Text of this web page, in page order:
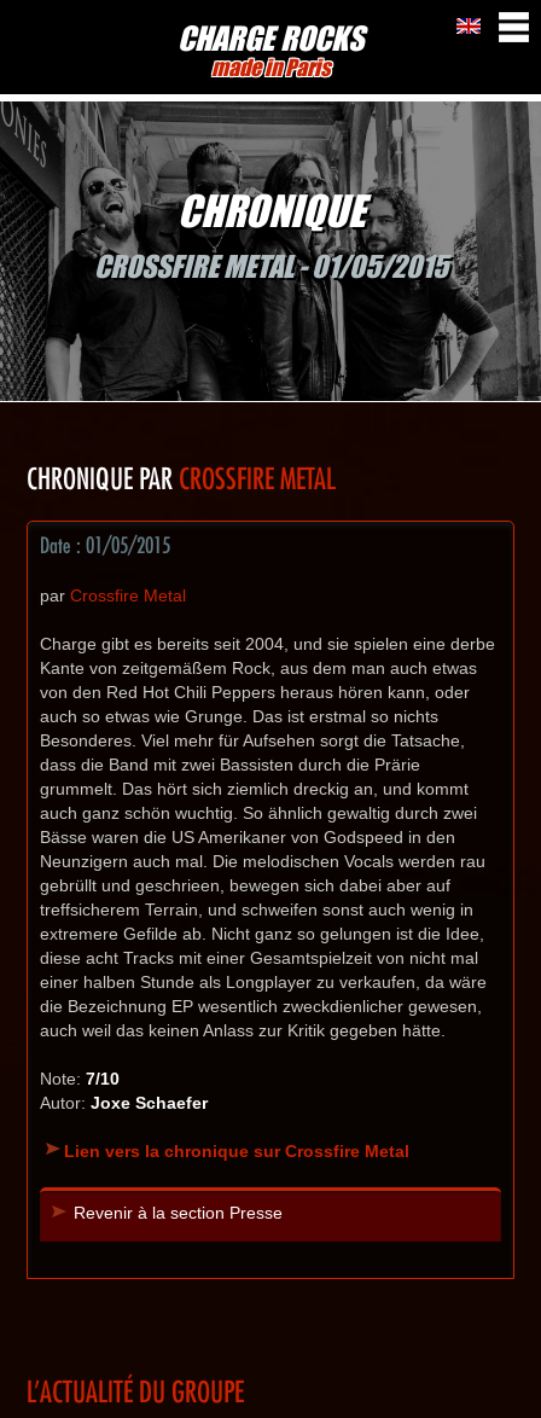
CHARGE ROCKS
made in Paris
CHRONIQUE
CROSSFIRE METAL - 01/05/2015
CHRONIQUE PAR CROSSFIRE METAL
Date : 01/05/2015
parCrossfire Metal
Charge gibt es bereits seit 2004, und sie spielen eine derbe
Kante von zeitgemäßem Rock, aus dem man auch etwas
von den Red Hot Chili Peppers heraus hören kann, oder
auch so etwas wie Grunge. Das ist erstmal so nichts
Besonderes. Viel mehr für Aufsehen sorgt die Tatsache,
dass die Band mit zwei Bassisten durch die Prärie
grummelt. Das hört sich ziemlich dreckig an, und kommt
auch ganz schön wuchtig. So ähnlich gewaltig durch zwei
Bässe waren die US Amerikaner von Godspeed in den
Neunzigern auch mal. Die melodischen Vocals werden rau
gebrüllt und geschrieen, bewegen sich dabei aber auf
treffsicherem Terrain, und schweifen sonst auch wenig in
extremere Gefilde ab. Nicht ganz so gelungen ist die Idee,
diese acht Tracks mit einer Gesamtspielzeit von nicht mal
einer halben Stunde als Longplayer zu verkaufen, da wäre
die Bezeichnung EP wesentlich zweckdienlicher gewesen,
auch weil das keinen Anlass zur Kritik gegeben hätte.
Note:7/10
Autor:Joxe Schaefer
Lien vers la chronique sur Crossfire Metal
Revenir à la section Presse
L'ACTUALITÉ DU GROUPE